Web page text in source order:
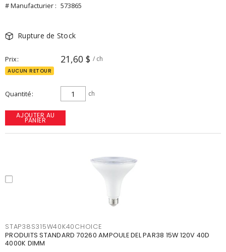
# Manufacturier : 573865
Rupture de Stock
Prix 21,60 $ / ch
AUCUN RETOUR
Quantité ch
AJOUTER AU
PANIER
STAP38S315W40K40CHOICE
PRODUITS STANDARD 70260 AMPOULE DEL PAR38 15W 120V 40D
4000K DIMM